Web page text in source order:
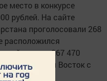
место в конкурсе
рублей. На сайте
проголосовали 268
расположился
отдали 267 470
Дальний Восток с